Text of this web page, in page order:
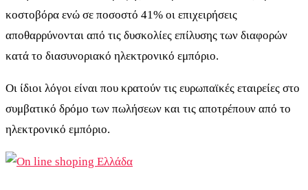
κοστοβόρα ενώ σε ποσοστό 41% οι επιχειρήσεις
αποθαρρύνονται από τις δυσκολίες επίλυσης των διαφορών
κατά το διασυνοριακό ηλεκτρονικό εμπόριο.
Οι ίδιοι λόγοι είναι που κρατούν τις ευρωπαϊκές εταιρείες στο
συμβατικό δρόμο των πωλήσεων και τις αποτρέπουν από το
ηλεκτρονικό εμπόριο.